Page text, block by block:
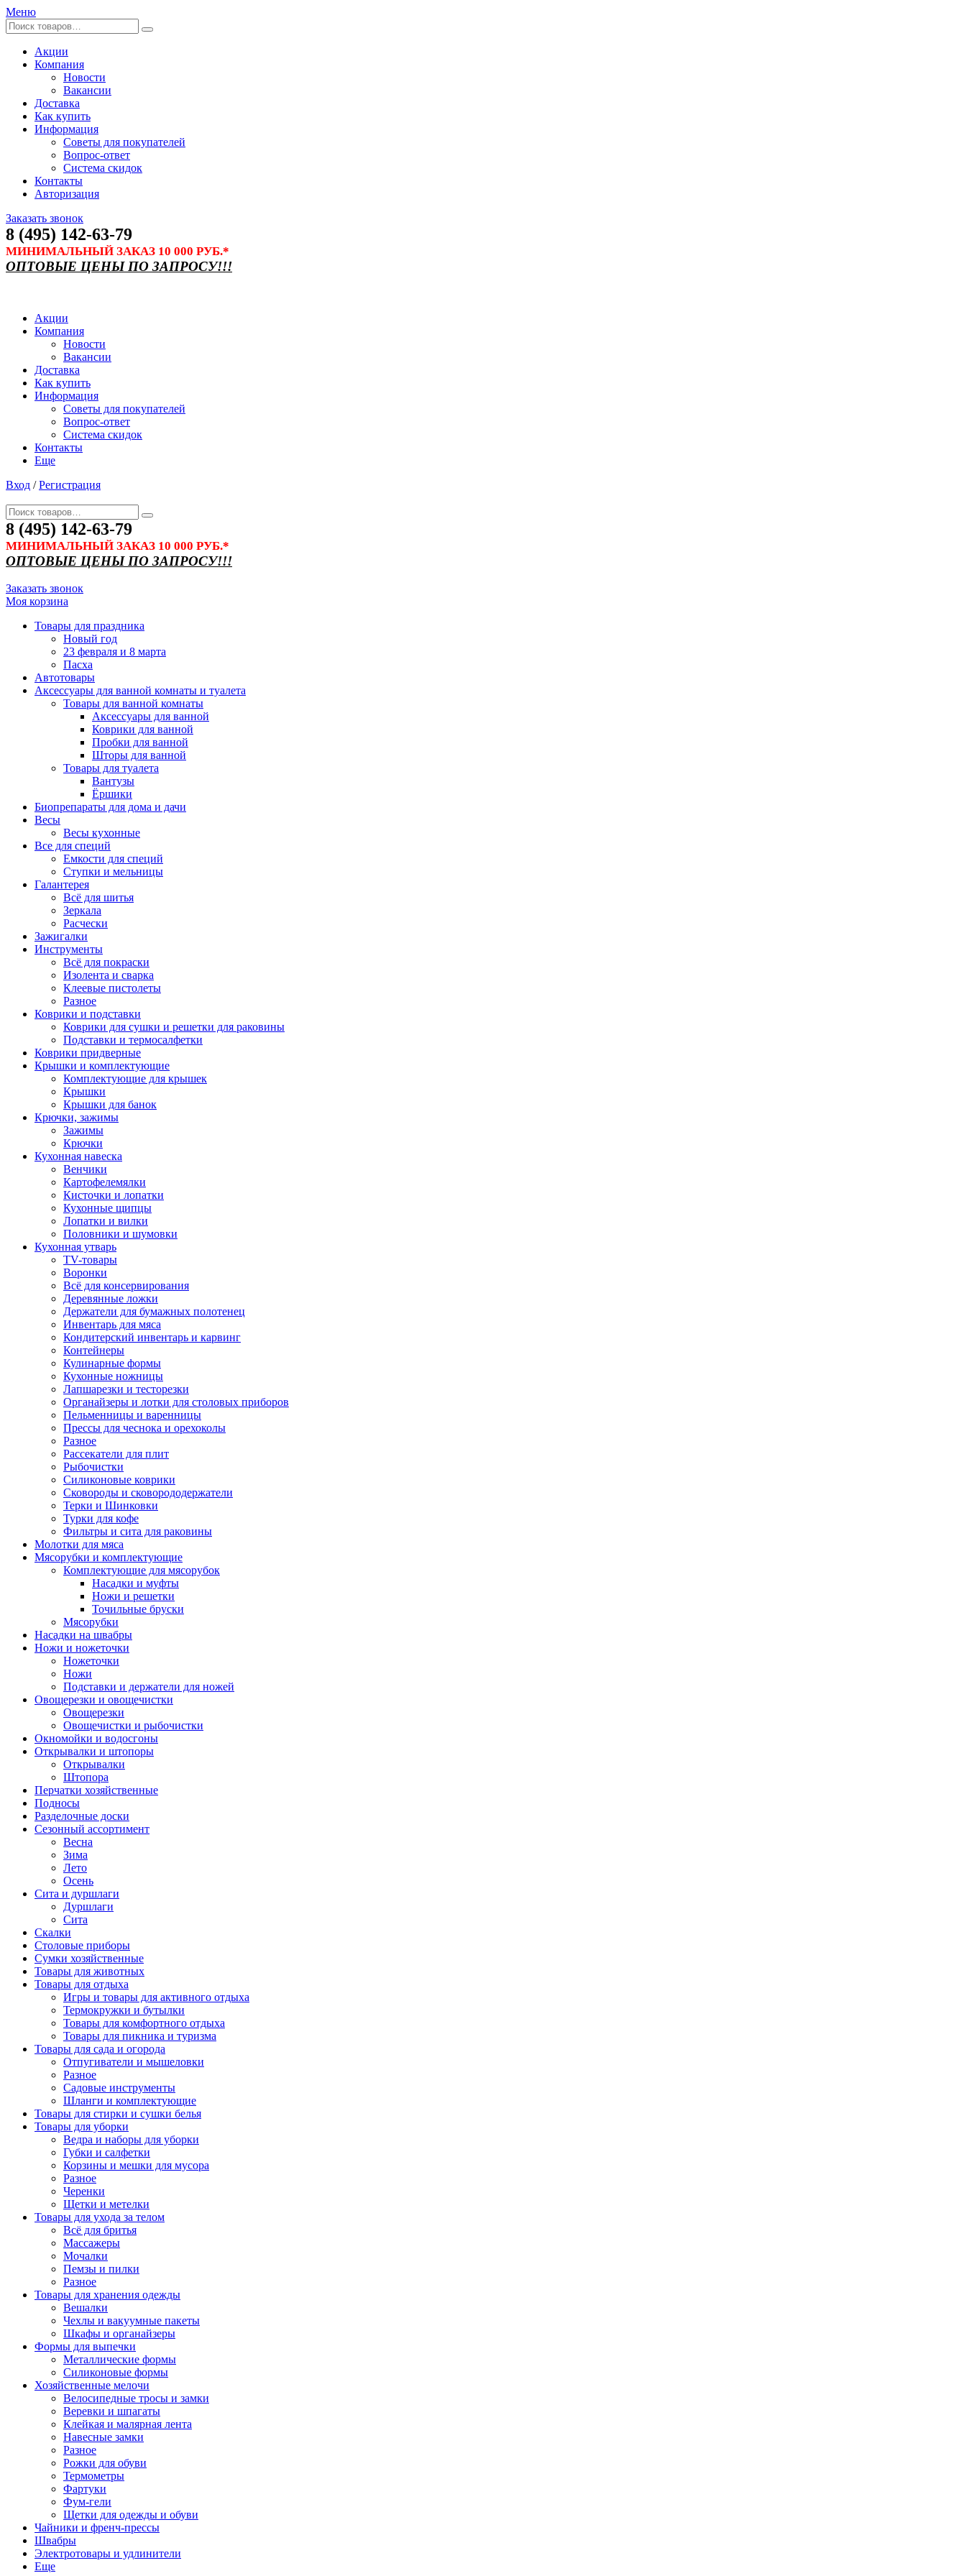
Меню
Акции
Компания
Новости
Вакансии
Доставка
Как купить
Информация
Советы для покупателей
Вопрос-ответ
Система скидок
Контакты
Авторизация
Заказать звонок
8 (495) 142-63-79
МИНИМАЛЬНЫЙ ЗАКАЗ 10 000 РУБ.*
ОПТОВЫЕ ЦЕНЫ ПО ЗАПРОСУ!!!
Акции
Компания
Новости
Вакансии
Доставка
Как купить
Информация
Советы для покупателей
Вопрос-ответ
Система скидок
Контакты
Еще
Вход / Регистрация
8 (495) 142-63-79
МИНИМАЛЬНЫЙ ЗАКАЗ 10 000 РУБ.*
ОПТОВЫЕ ЦЕНЫ ПО ЗАПРОСУ!!!
Заказать звонок
Моя корзина
Товары для праздника
Новый год
23 февраля и 8 марта
Пасха
Автотовары
Аксессуары для ванной комнаты и туалета
Товары для ванной комнаты
Аксессуары для ванной
Коврики для ванной
Пробки для ванной
Шторы для ванной
Товары для туалета
Вантузы
Ёршики
Биопрепараты для дома и дачи
Весы
Весы кухонные
Все для специй
Емкости для специй
Ступки и мельницы
Галантерея
Всё для шитья
Зеркала
Расчески
Зажигалки
Инструменты
Всё для покраски
Изолента и сварка
Клеевые пистолеты
Разное
Коврики и подставки
Коврики для сушки и решетки для раковины
Подставки и термосалфетки
Коврики придверные
Крышки и комплектующие
Комплектующие для крышек
Крышки
Крышки для банок
Крючки, зажимы
Зажимы
Крючки
Кухонная навеска
Венчики
Картофелемялки
Кисточки и лопатки
Кухонные щипцы
Лопатки и вилки
Половники и шумовки
Кухонная утварь
TV-товары
Воронки
Всё для консервирования
Деревянные ложки
Держатели для бумажных полотенец
Инвентарь для мяса
Кондитерский инвентарь и карвинг
Контейнеры
Кулинарные формы
Кухонные ножницы
Лапшарезки и тесторезки
Органайзеры и лотки для столовых приборов
Пельменницы и варенницы
Прессы для чеснока и орехоколы
Разное
Рассекатели для плит
Рыбочистки
Силиконовые коврики
Сковороды и сковорододержатели
Терки и Шинковки
Турки для кофе
Фильтры и сита для раковины
Молотки для мяса
Мясорубки и комплектующие
Комплектующие для мясорубок
Насадки и муфты
Ножи и решетки
Точильные бруски
Мясорубки
Насадки на швабры
Ножи и ножеточки
Ножеточки
Ножи
Подставки и держатели для ножей
Овощерезки и овощечистки
Овощерезки
Овощечистки и рыбочистки
Окномойки и водосгоны
Открывалки и штопоры
Открывалки
Штопора
Перчатки хозяйственные
Подносы
Разделочные доски
Сезонный ассортимент
Весна
Зима
Лето
Осень
Сита и дуршлаги
Дуршлаги
Сита
Скалки
Столовые приборы
Сумки хозяйственные
Товары для животных
Товары для отдыха
Игры и товары для активного отдыха
Термокружки и бутылки
Товары для комфортного отдыха
Товары для пикника и туризма
Товары для сада и огорода
Отпугиватели и мышеловки
Разное
Садовые инструменты
Шланги и комплектующие
Товары для стирки и сушки белья
Товары для уборки
Ведра и наборы для уборки
Губки и салфетки
Корзины и мешки для мусора
Разное
Черенки
Щетки и метелки
Товары для ухода за телом
Всё для бритья
Массажеры
Мочалки
Пемзы и пилки
Разное
Товары для хранения одежды
Вешалки
Чехлы и вакуумные пакеты
Шкафы и органайзеры
Формы для выпечки
Металлические формы
Силиконовые формы
Хозяйственные мелочи
Велосипедные тросы и замки
Веревки и шпагаты
Клейкая и малярная лента
Навесные замки
Разное
Рожки для обуви
Термометры
Фартуки
Фум-гели
Щетки для одежды и обуви
Чайники и френч-прессы
Швабры
Электротовары и удлинители
Еще